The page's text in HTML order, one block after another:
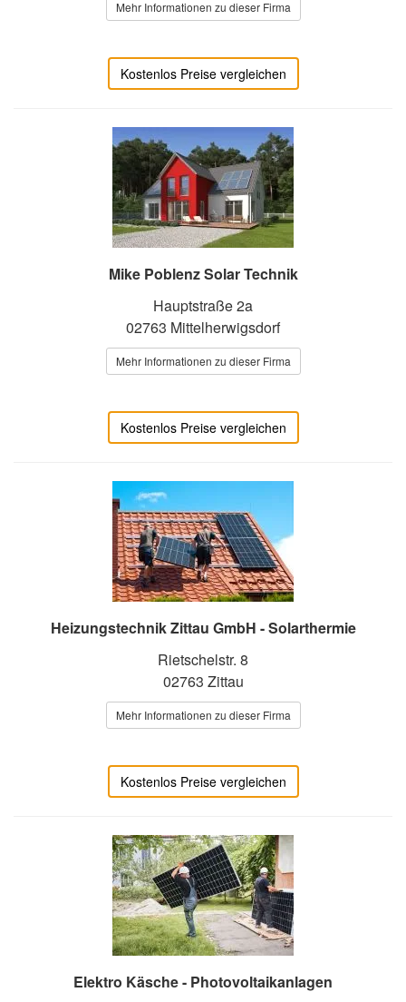
Mehr Informationen zu dieser Firma
Kostenlos Preise vergleichen
Mike Poblenz Solar Technik
Hauptstraße 2a
02763 Mittelherwigsdorf
Mehr Informationen zu dieser Firma
Kostenlos Preise vergleichen
Heizungstechnik Zittau GmbH - Solarthermie
Rietschelstr. 8
02763 Zittau
Mehr Informationen zu dieser Firma
Kostenlos Preise vergleichen
Elektro Käsche - Photovoltaikanlagen